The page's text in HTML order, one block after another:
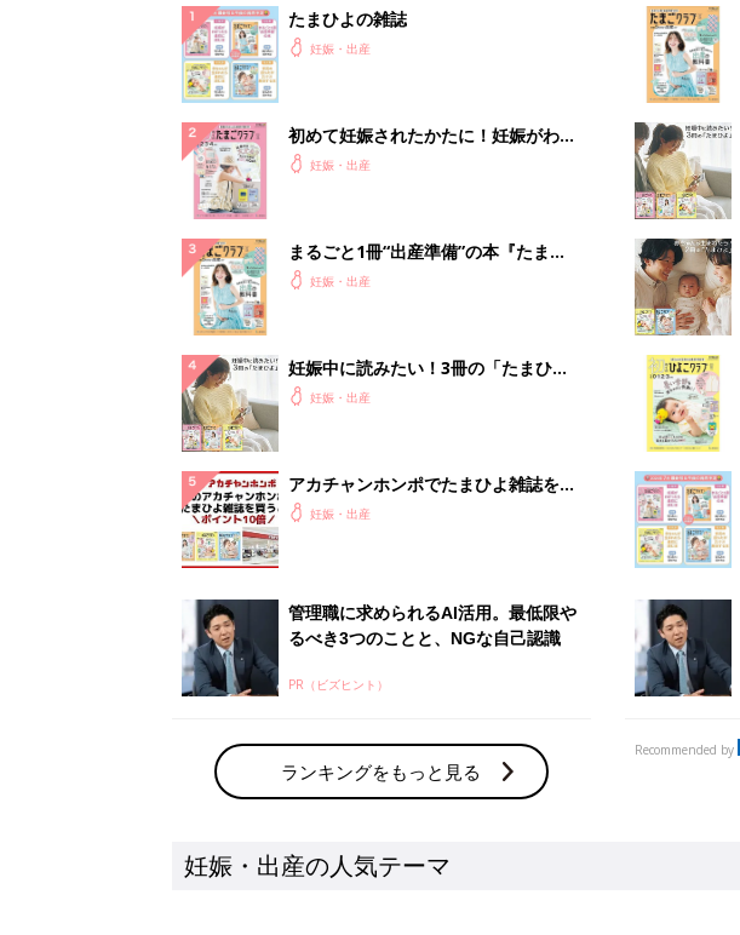
たまひよの雑誌
妊娠・出産
初めて妊娠されたかたに！妊娠がわか
ったら最初に読む本『初めてのたまご
妊娠・出産
まるごと1冊“出産準備”の本『たまご
クラブ 夏号』〈スペシャル大特集〉
妊娠・出産
妊娠中に読みたい！3冊の「たまひ
よ」妊娠・出産
アカチャンホンポでたまひよ雑誌を買
うとポイント10倍【期間限定】
妊娠・出産
管理職に求められるAI活用。最低限や
るべき3つのことと、NGな自己認識
PR（ビズヒント）
ランキングをもっと見る
Recommended by
妊娠・出産の人気テーマ